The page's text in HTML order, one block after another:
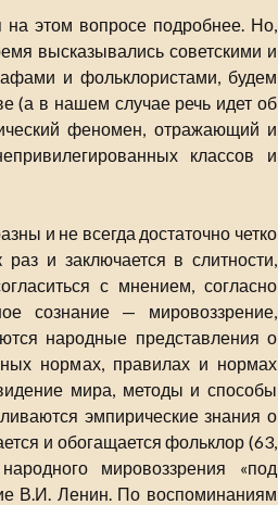
на этом вопросе подробнее. Но,
высказывались советскими и
и фольклористами, будем
(а в нашем случае речь идет об
феномен, отражающий и
классов и
и не всегда достаточно четко
и заключается в слитности,
с мнением, согласно
сознание — мировоззрение,
народные представления о
нормах, правилах и нормах
мира, методы и способы
эмпирические знания о
и обогащается фольклор (63,
мировоззрения «под
В.И. Ленин. По воспоминаниям